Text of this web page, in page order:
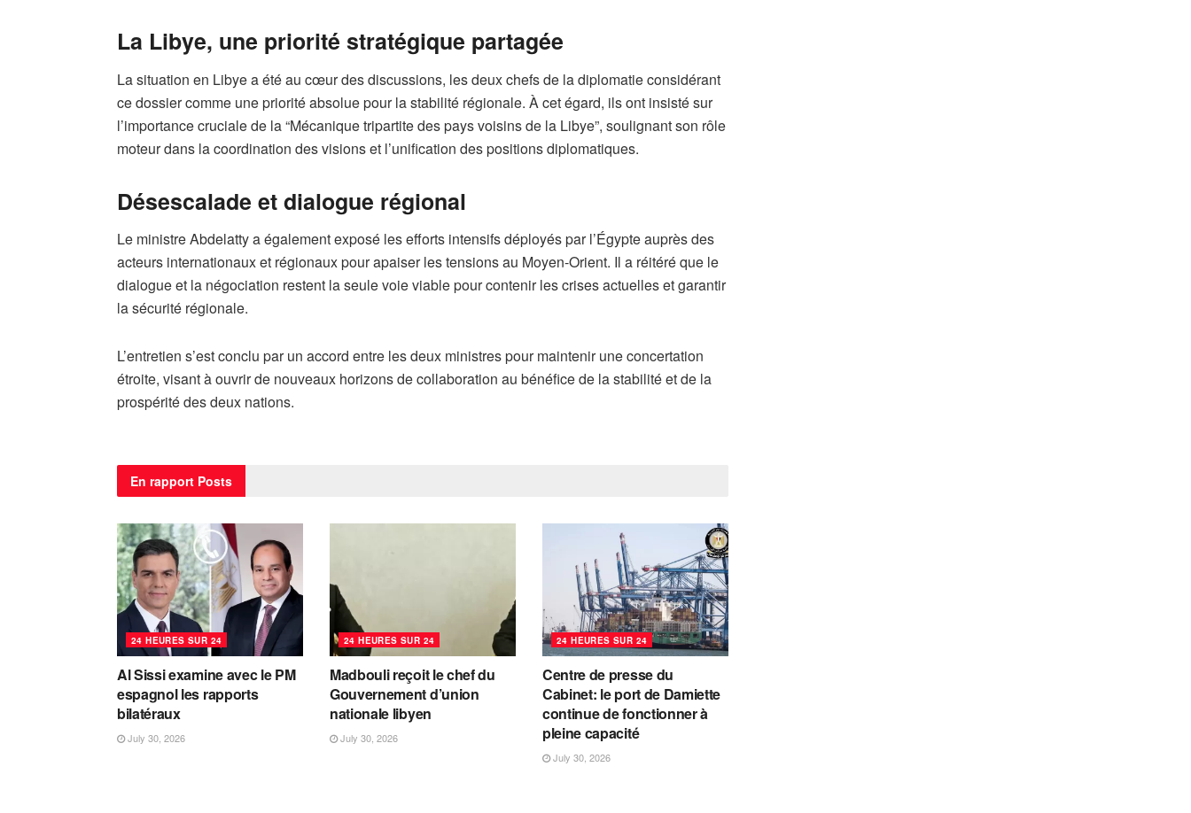
La Libye, une priorité stratégique partagée
La situation en Libye a été au cœur des discussions, les deux chefs de la diplomatie considérant
ce dossier comme une priorité absolue pour la stabilité régionale. À cet égard, ils ont insisté sur
l’importance cruciale de la “Mécanique tripartite des pays voisins de la Libye”, soulignant son rôle
moteur dans la coordination des visions et l’unification des positions diplomatiques.
Désescalade et dialogue régional
Le ministre Abdelatty a également exposé les efforts intensifs déployés par l’Égypte auprès des
acteurs internationaux et régionaux pour apaiser les tensions au Moyen-Orient. Il a réitéré que le
dialogue et la négociation restent la seule voie viable pour contenir les crises actuelles et garantir
la sécurité régionale.
L’entretien s’est conclu par un accord entre les deux ministres pour maintenir une concertation
étroite, visant à ouvrir de nouveaux horizons de collaboration au bénéfice de la stabilité et de la
prospérité des deux nations.
En rapport Posts
24 HEURES SUR 24
Al Sissi examine avec le PM
espagnol les rapports
bilatéraux
July 30, 2026
24 HEURES SUR 24
Madbouli reçoit le chef du
Gouvernement d’union
nationale libyen
July 30, 2026
24 HEURES SUR 24
Centre de presse du
Cabinet: le port de Damiette
continue de fonctionner à
pleine capacité
July 30, 2026